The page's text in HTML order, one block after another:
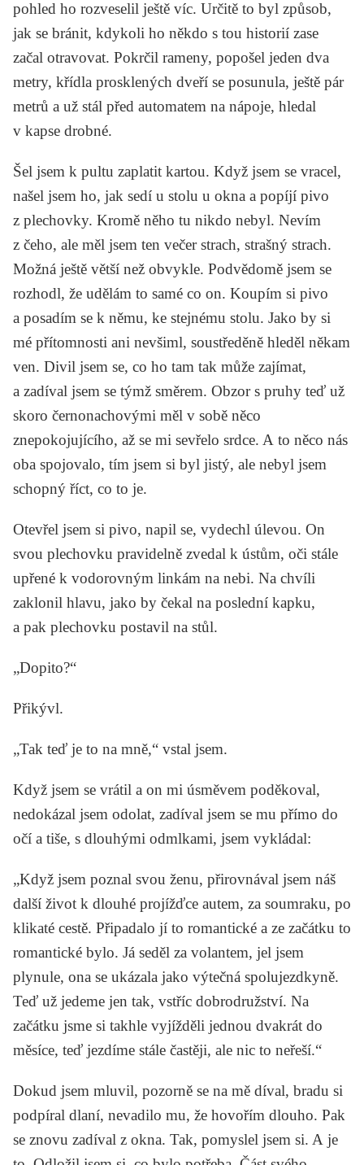
pohled ho rozveselil ještě víc. Určitě to byl způsob,
jak se bránit, kdykoli ho někdo s tou historií zase
začal otravovat. Pokrčil rameny, popošel jeden dva
metry, křídla prosklených dveří se posunula, ještě pár
metrů a už stál před automatem na nápoje, hledal
v kapse drobné.
Šel jsem k pultu zaplatit kartou. Když jsem se vracel,
našel jsem ho, jak sedí u stolu u okna a popíjí pivo
z plechovky. Kromě něho tu nikdo nebyl. Nevím
z čeho, ale měl jsem ten večer strach, strašný strach.
Možná ještě větší než obvykle. Podvědomě jsem se
rozhodl, že udělám to samé co on. Koupím si pivo
a posadím se k němu, ke stejnému stolu. Jako by si
mé přítomnosti ani nevšiml, soustředěně hleděl někam
ven. Divil jsem se, co ho tam tak může zajímat,
a zadíval jsem se týmž směrem. Obzor s pruhy teď už
skoro černonachovými měl v sobě něco
znepokojujícího, až se mi sevřelo srdce. A to něco nás
oba spojovalo, tím jsem si byl jistý, ale nebyl jsem
schopný říct, co to je.
Otevřel jsem si pivo, napil se, vydechl úlevou. On
svou plechovku pravidelně zvedal k ústům, oči stále
upřené k vodorovným linkám na nebi. Na chvíli
zaklonil hlavu, jako by čekal na poslední kapku,
a pak plechovku postavil na stůl.
„Dopito?“
Přikývl.
„Tak teď je to na mně,“ vstal jsem.
Když jsem se vrátil a on mi úsměvem poděkoval,
nedokázal jsem odolat, zadíval jsem se mu přímo do
očí a tiše, s dlouhými odmlkami, jsem vykládal:
„Když jsem poznal svou ženu, přirovnával jsem náš
další život k dlouhé projížďce autem, za soumraku, po
klikaté cestě. Připadalo jí to romantické a ze začátku to
romantické bylo. Já seděl za volantem, jel jsem
plynule, ona se ukázala jako výtečná spolujezdkyně.
Teď už jedeme jen tak, vstříc dobrodružství. Na
začátku jsme si takhle vyjížděli jednou dvakrát do
měsíce, teď jezdíme stále častěji, ale nic to neřeší.“
Dokud jsem mluvil, pozorně se na mě díval, bradu si
podpíral dlaní, nevadilo mu, že hovořím dlouho. Pak
se znovu zadíval z okna. Tak, pomyslel jsem si. A je